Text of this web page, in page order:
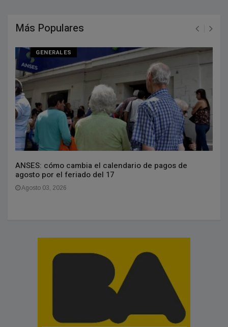
Más Populares
GENERALES
ANSES: cómo cambia el calendario de pagos de
agosto por el feriado del 17
Agosto 03, 2026